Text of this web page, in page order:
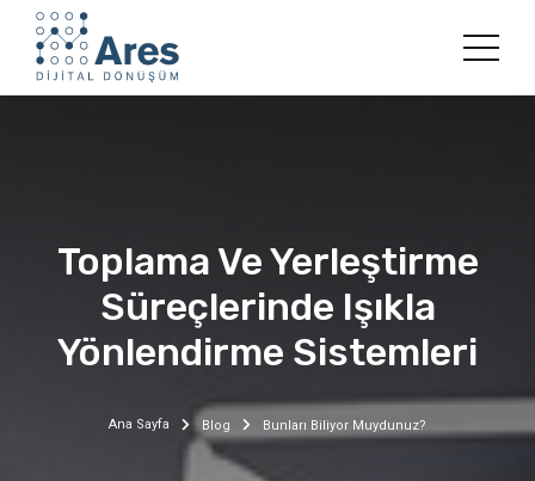
Toplama Ve Yerleştirme
Süreçlerinde Işıkla
Yönlendirme Sistemleri
Ana Sayfa Blog Bunları Biliyor Muydunuz?